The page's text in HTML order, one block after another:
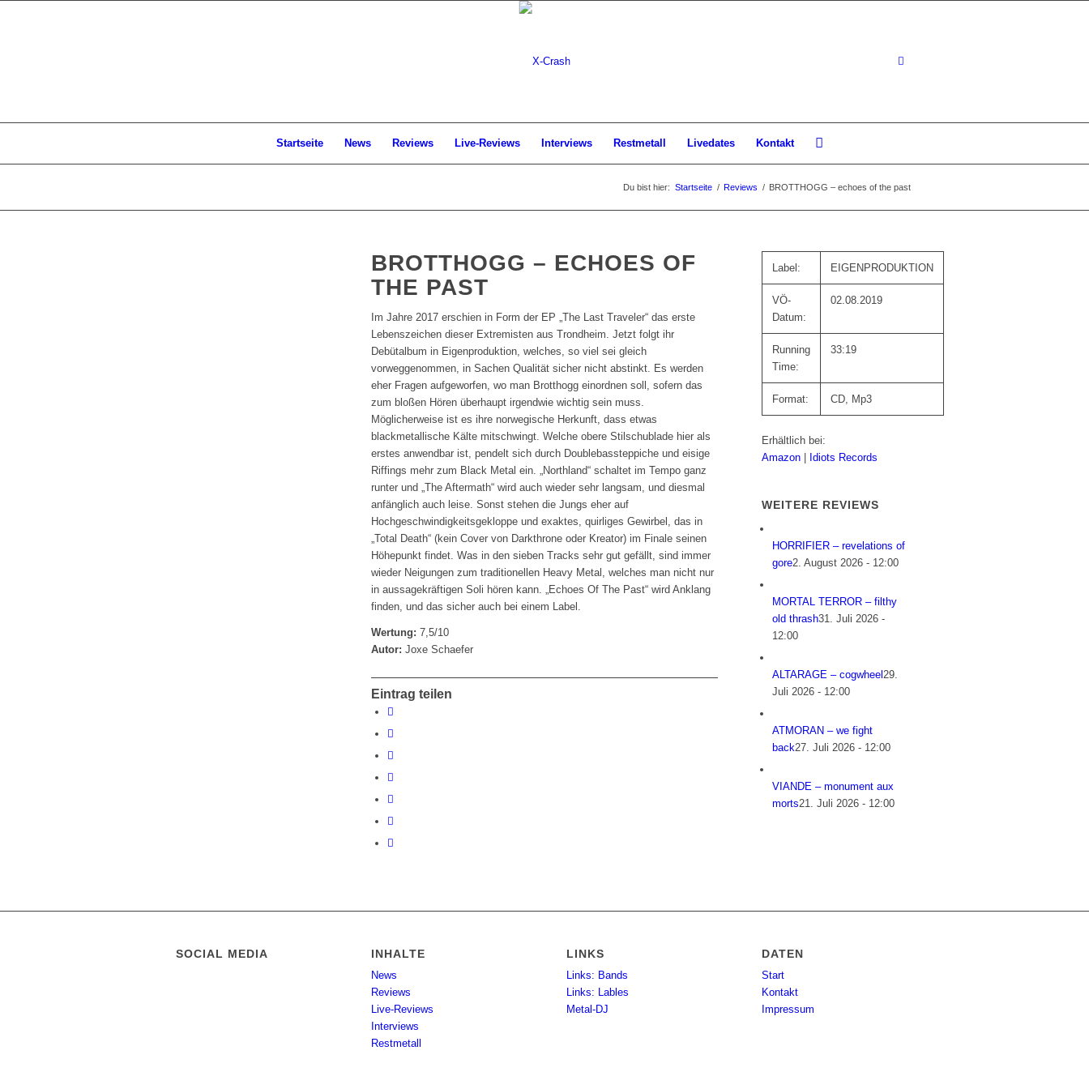
Startseite News Reviews Live-Reviews Interviews Restmetall Livedates Kontakt
Du bist hier: Startseite / Reviews / BROTTHOGG – echoes of the past
BROTTHOGG – ECHOES OF
THE PAST
Im Jahre 2017 erschien in Form der EP „The Last Traveler“ das erste
Lebenszeichen dieser Extremisten aus Trondheim. Jetzt folgt ihr
Debütalbum in Eigenproduktion, welches, so viel sei gleich
vorweggenommen, in Sachen Qualität sicher nicht abstinkt. Es werden
eher Fragen aufgeworfen, wo man Brotthogg einordnen soll, sofern das
zum bloßen Hören überhaupt irgendwie wichtig sein muss.
Möglicherweise ist es ihre norwegische Herkunft, dass etwas
blackmetallische Kälte mitschwingt. Welche obere Stilschublade hier als
erstes anwendbar ist, pendelt sich durch Doublebassteppiche und eisige
Riffings mehr zum Black Metal ein. „Northland“ schaltet im Tempo ganz
runter und „The Aftermath“ wird auch wieder sehr langsam, und diesmal
anfänglich auch leise. Sonst stehen die Jungs eher auf
Hochgeschwindigkeitsgekloppe und exaktes, quirliges Gewirbel, das in
„Total Death“ (kein Cover von Darkthrone oder Kreator) im Finale seinen
Höhepunkt findet. Was in den sieben Tracks sehr gut gefällt, sind immer
wieder Neigungen zum traditionellen Heavy Metal, welches man nicht nur
in aussagekräftigen Soli hören kann. „Echoes Of The Past“ wird Anklang
finden, und das sicher auch bei einem Label.
Wertung: 7,5/10
Autor: Joxe Schaefer
Eintrag teilen
Label: EIGENPRODUKTION
VÖ-
Datum:
02.08.2019
Running
Time:
33:19
Format: CD, Mp3
Erhältlich bei:
Amazon
Idiots Records
WEITERE REVIEWS
HORRIFIER – revelations of
gore2. August 2026 - 12:00
MORTAL TERROR – filthy
old thrash31. Juli 2026 -
12:00
ALTARAGE – cogwheel29.
Juli 2026 - 12:00
ATMORAN – we fight
back27. Juli 2026 - 12:00
VIANDE – monument aux
morts21. Juli 2026 - 12:00
SOCIAL MEDIA INHALTE
News
Reviews
Live-Reviews
Interviews
Restmetall
LINKS
Links: Bands
Links: Lables
Metal-DJ
DATEN
Start
Kontakt
Impressum